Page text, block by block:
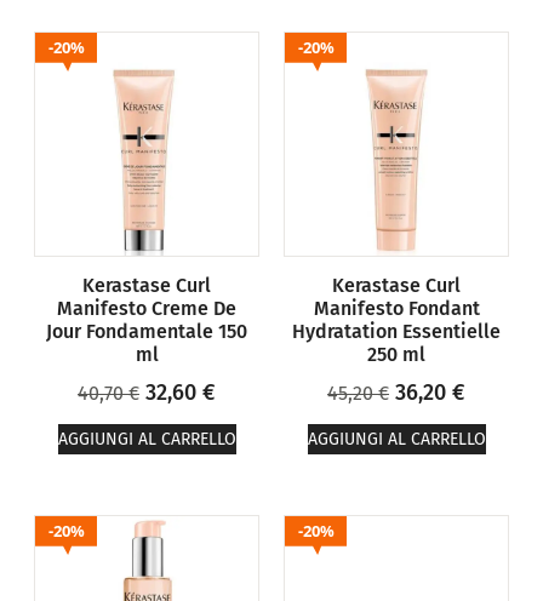
20%
Kerastase Curl
Manifesto Creme De
Jour Fondamentale 150
ml
40,70€ 32,60 €
AGGIUNGI AL CARRELLO
20%
Kerastase Curl
Manifesto Fondant
Hydratation Essentielle
250 ml
45,20€ 36,20 €
AGGIUNGI AL CARRELLO
20% 20%